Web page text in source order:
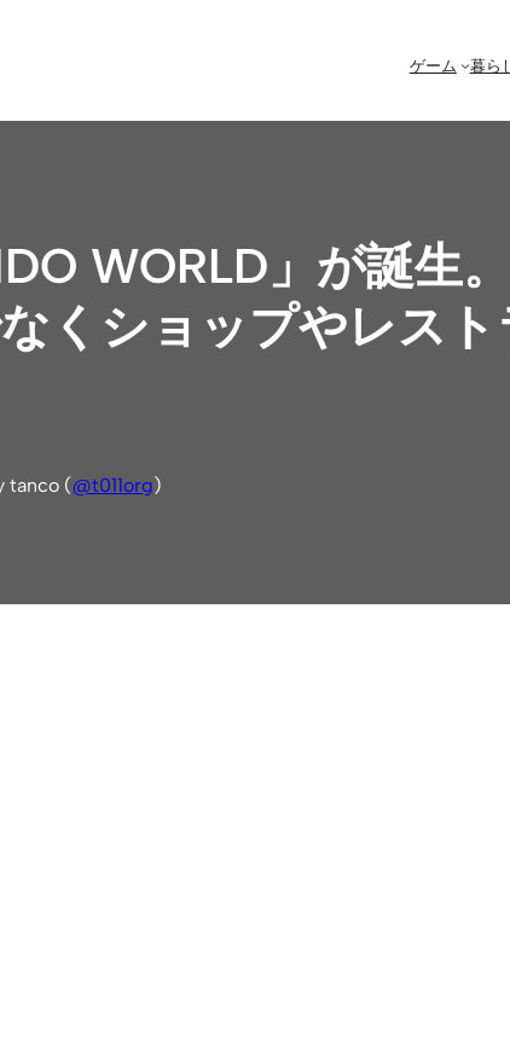
ゲーム 暮ら
WORLD」が誕生
くショップやレス
tanco (@t011org)